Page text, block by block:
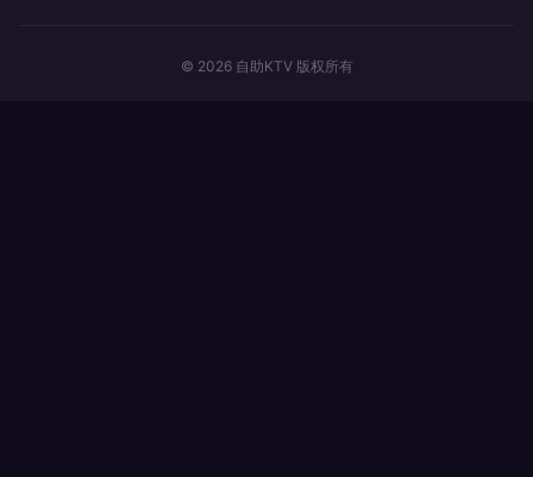
© 2026 自助KTV 版权所有